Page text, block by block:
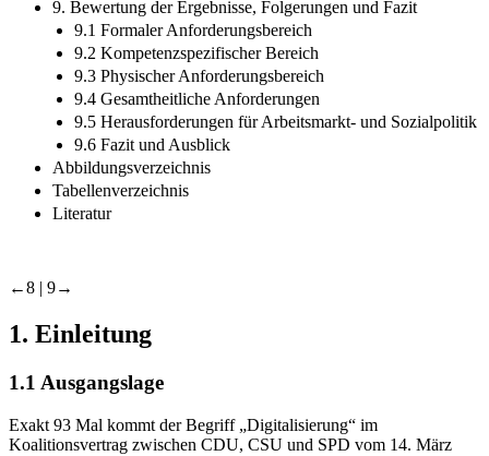
9. Bewertung der Ergebnisse, Folgerungen und Fazit
9.1 Formaler Anforderungsbereich
9.2 Kompetenzspezifischer Bereich
9.3 Physischer Anforderungsbereich
9.4 Gesamtheitliche Anforderungen
9.5 Herausforderungen für Arbeitsmarkt- und Sozialpolitik
9.6 Fazit und Ausblick
Abbildungsverzeichnis
Tabellenverzeichnis
Literatur
←8 | 9→
1. Einleitung
1.1 Ausgangslage
Exakt 93 Mal kommt der Begriff „Digitalisierung“ im
Koalitionsvertrag zwischen CDU, CSU und SPD vom 14. März